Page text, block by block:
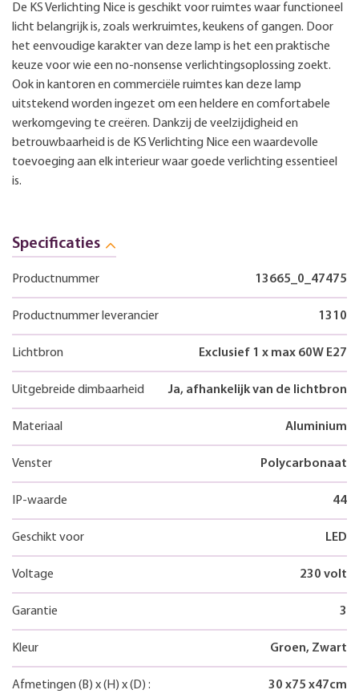
De KS Verlichting Nice is geschikt voor ruimtes waar functioneel
licht belangrijk is, zoals werkruimtes, keukens of gangen. Door
het eenvoudige karakter van deze lamp is het een praktische
keuze voor wie een no-nonsense verlichtingsoplossing zoekt.
Ook in kantoren en commerciële ruimtes kan deze lamp
uitstekend worden ingezet om een heldere en comfortabele
werkomgeving te creëren. Dankzij de veelzijdigheid en
betrouwbaarheid is de KS Verlichting Nice een waardevolle
toevoeging aan elk interieur waar goede verlichting essentieel
is.
Specificaties
Productnummer 13665_0_47475
Productnummer leverancier 1310
Lichtbron Exclusief 1 x max 60W E27
Uitgebreide dimbaarheid Ja, afhankelijk van de lichtbron
Materiaal Aluminium
Venster Polycarbonaat
IP-waarde 44
Geschikt voor LED
Voltage 230 volt
Garantie 3
Kleur Groen, Zwart
Afmetingen (B) x(H) x(D) : 30 x75 x47cm